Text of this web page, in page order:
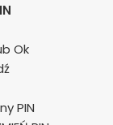
Ok
PIN